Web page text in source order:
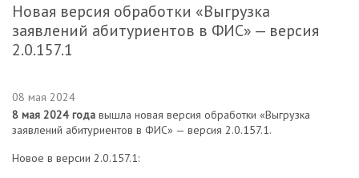
Новая версия обработки «Выгрузка
заявлений абитуриентов в ФИС» — версия
2.0.157.1
08 мая 2024
8 мая 2024 года вышла новая версия обработки «Выгрузка
заявлений абитуриентов в ФИС» — версия 2.0.157.1.
Новое в версии 2.0.157.1: